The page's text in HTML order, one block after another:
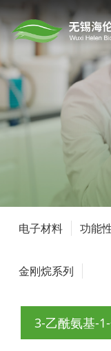
电子材料 功能
金刚烷系列
3-乙酰氨基-